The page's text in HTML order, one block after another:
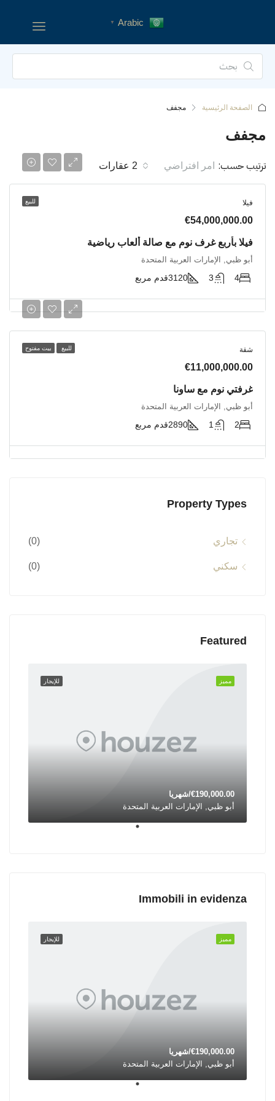
Arabic
▼
الصفحة الرئيسية مجفف
مجفف
2 عقارات ترتيب حسب: امر افتراضي
للبيع فيلا
€54,000,000.00
فيلا بأربع غرف نوم مع صالة ألعاب رياضية
أبو ظبي, الإمارات العربية المتحدة
4
3
3120قدم مربع
للبيع بيت مفتوح شقة
€11,000,000.00
غرفتي نوم مع ساونا
أبو ظبي, الإمارات العربية المتحدة
2
1
2890قدم مربع
Property Types
تجاري (0)
سكني (0)
Featured
للإيجار مميز
€190,000.00/شهريا
أبو ظبي, الإمارات العربية المتحدة
Immobili in evidenza
للإيجار مميز
€190,000.00/شهريا
أبو ظبي, الإمارات العربية المتحدة